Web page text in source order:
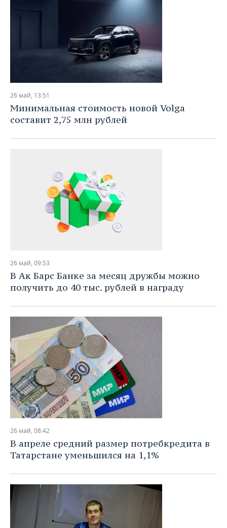
26 май, 13:51
Минимальная стоимость новой Volga
составит 2,75 млн рублей
26 май, 09:53
В Ак Барс Банке за месяц дружбы можно
получить до 40 тыс. рублей в награду
26 май, 08:42
В апреле средний размер потребкредита в
Татарстане уменьшился на 1,1%